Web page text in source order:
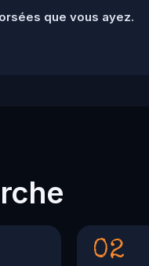
que vous ayez.
02